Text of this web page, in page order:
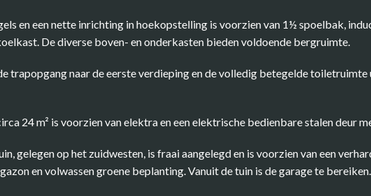
en een nette inrichting in hoekopstelling is voorzien van 1½ spoelbak,
De diverse boven- en onderkasten bieden voldoende bergruimte.
trapopgang naar de eerste verdieping en de volledig betegelde
24 m² is voorzien van elektra en een elektrische bedienbare stalen deur
gelegen op het zuidwesten, is fraai aangelegd en is voorzien van een
en volwassen groene beplanting. Vanuit de tuin is de garage te bereiken.